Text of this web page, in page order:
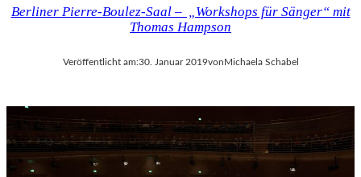
Berliner Pierre-Boulez-Saal – „Workshops für Sänger“ mit
Thomas Hampson
Veröffentlicht am:30. Januar 2019von Michaela Schabel